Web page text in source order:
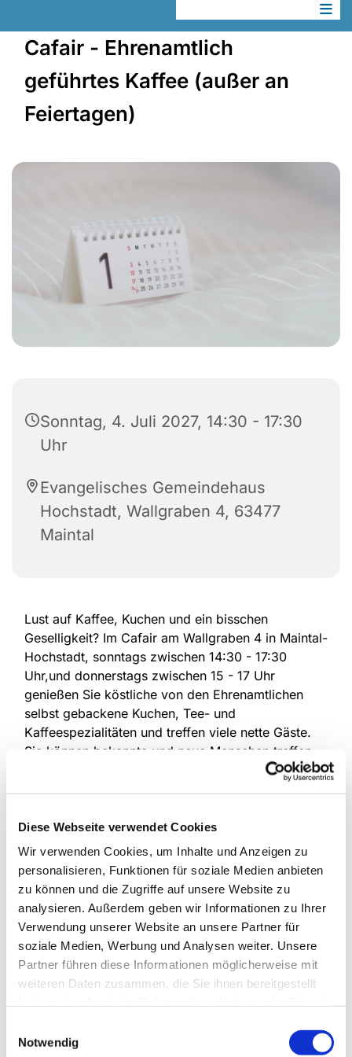
Diese Webseite verwendet Cookies
Wir verwenden Cookies, um Inhalte und Anzeigen zu
personalisieren, Funktionen für soziale Medien anbieten
zu können und die Zugriffe auf unsere Website zu
analysieren. Außerdem geben wir Informationen zu Ihrer
Verwendung unserer Website an unsere Partner für
soziale Medien, Werbung und Analysen weiter. Unsere
Partner führen diese Informationen möglicherweise mit
weiteren Daten zusammen, die Sie ihnen bereitgestellt
Notwendig
Cafair - Ehrenamtlich
geführtes Kaffee (außer an
Feiertagen)
Sonntag, 4. Juli 2027, 14:30 - 17:30
Uhr
Evangelisches Gemeindehaus
Hochstadt, Wallgraben 4, 63477
Maintal
Lust auf Kaffee, Kuchen und ein bisschen
Geselligkeit? Im Cafair am Wallgraben 4 in Maintal-
Hochstadt, sonntags zwischen 14:30 - 17:30
Uhr,und donnerstags zwischen 15 - 17 Uhr
genießen Sie köstliche von den Ehrenamtlichen
selbst gebackene Kuchen, Tee- und
Kaffeespezialitäten und treffen viele nette Gäste.
Sie können bekannte und neue Menschen treffen
Arbeiten lokaler Künstlerinnen, wie zum Beispiel
unterschiedliche Schmuckstücke, Grußkarten für
alle Gelegenheiten oder auch Honigspezialitäten
aus Hochstadt.
"Cafair" ist eine Wortschöpfung aus "Café" und
"fair". Fair ist der Umgang untereinander und fair
sind auch die Preise, denn jede*r, auch mit kleinem
Geldbeutel, ist im "Cafair" willkommen. Die Erlöse
kommen voll der Gemeinschaft zugute und
Sie möchten im Cafair mit einer Kuchenspende